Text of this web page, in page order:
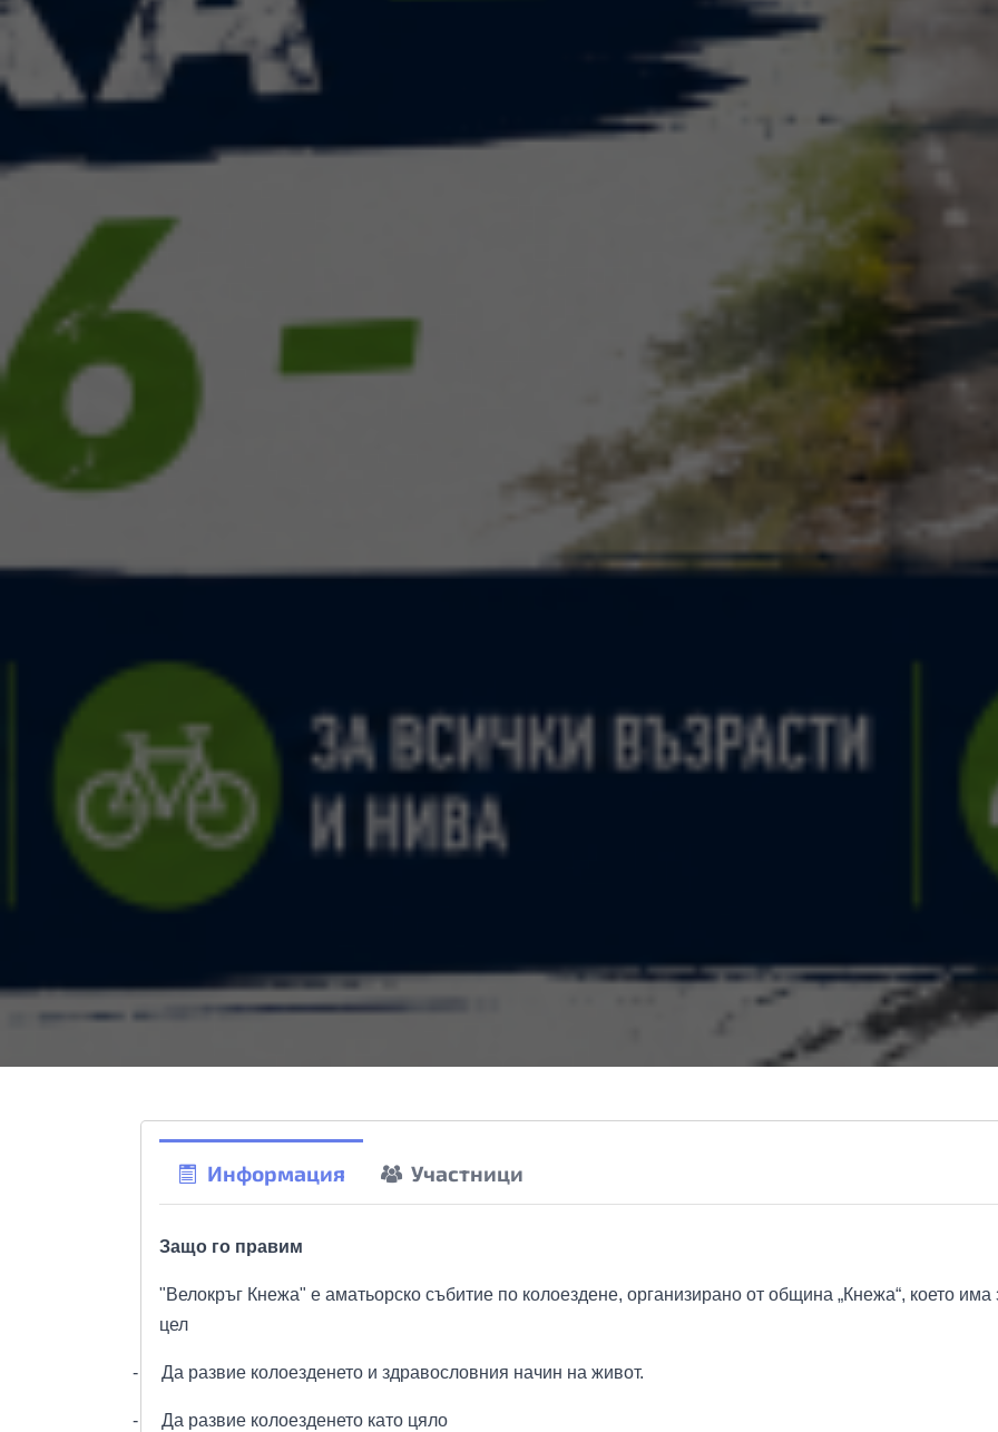
Информация Участници
Защо го правим
"Велокръг Кнежа" е аматьорско събитие по колоездене, организирано от община „Кнежа“, което има
цел
- Да развие колоезденето и здравословния начин на живот.
- Да развие колоезденето като цяло